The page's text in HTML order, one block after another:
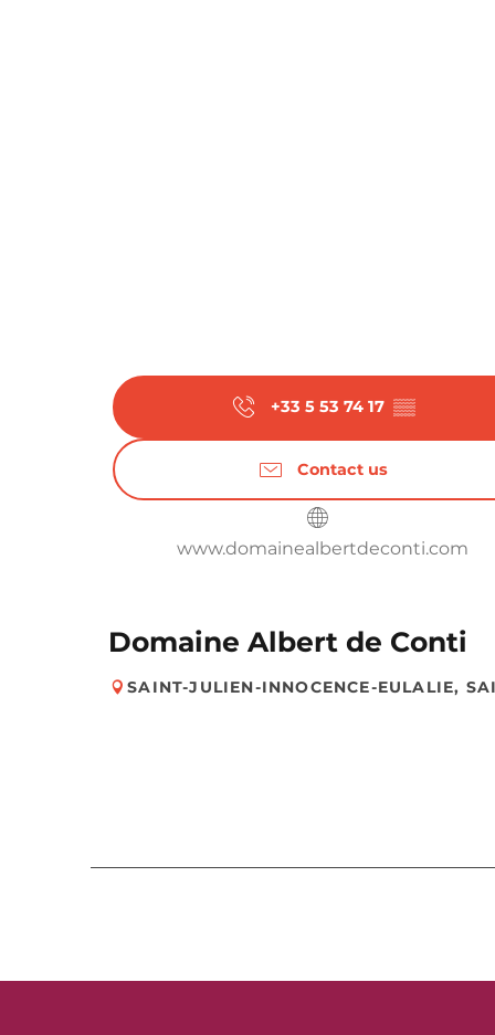
+33 5 53 74 17 ▒▒
Contact us
www.domainealbertdeconti.com
Domaine Albert de Conti
SAINT-JULIEN-INNOCENCE-EULALIE,